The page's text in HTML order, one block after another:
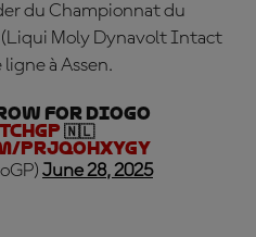
du Championnat du
(Liqui Moly Dynavolt Intact
à Assen.
FOR DIOGO
🇳🇱
June 28, 2025